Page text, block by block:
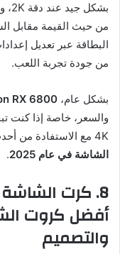
من حيث القيمة مقابل
من جودة تجربة اللعب.
بشكل عام، RX 6800
والسعر، خاصة إذا كنت
4K مع الاستفادة من أحدث تقنيات العرض، ضمن قائمة
الشاشة في عام 2025
.
أفضل كروت
والتصميم